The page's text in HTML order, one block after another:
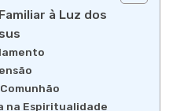
à Luz dos
na Espiritualidade